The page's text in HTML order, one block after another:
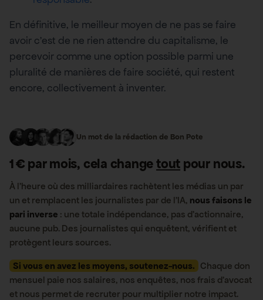
En définitive, le meilleur moyen de ne pas se faire
avoir c’est de ne rien attendre du capitalisme, le
percevoir comme une option possible parmi une
pluralité de manières de faire société, qui restent
encore, collectivement à inventer.
Un mot de la rédaction de Bon Pote
1 € par mois, cela changetout pour nous.
À l’heure où des milliardaires rachètent les médias un par
un et remplacent les journalistes par de l’IA, nous faisons le
pari inverse : une totale indépendance, pas d’actionnaire,
aucune pub. Des journalistes qui enquêtent, vérifient et
protègent leurs sources.
Si vous en avez les moyens, soutenez-nous. Chaque don
mensuel paie nos salaires, nos enquêtes, nos frais d’avocat
et nous permet de recruter pour multiplier notre impact.